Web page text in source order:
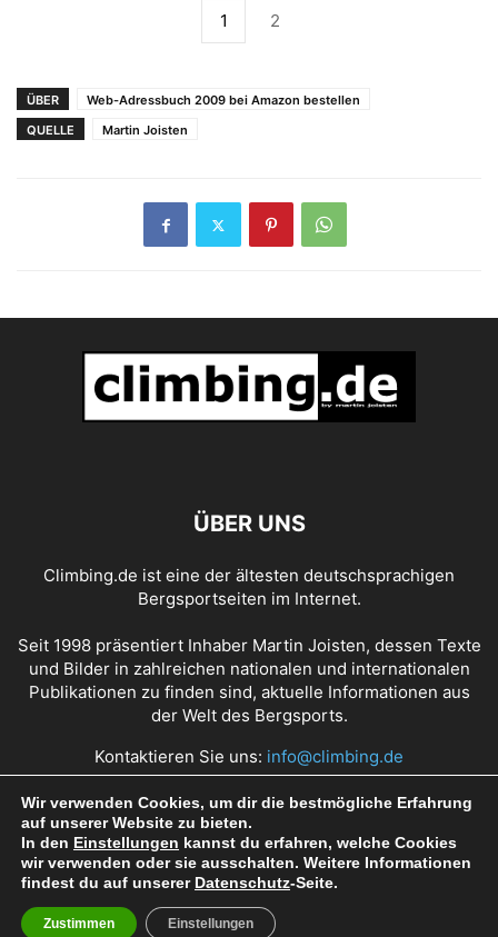
1 2
ÜBER
Web-Adressbuch 2009 bei Amazon bestellen
QUELLE
Martin Joisten
ÜBER UNS
Climbing.de ist eine der ältesten deutschsprachigen
Bergsportseiten im Internet.
Seit 1998 präsentiert Inhaber Martin Joisten, dessen Texte
und Bilder in zahlreichen nationalen und internationalen
Publikationen zu finden sind, aktuelle Informationen aus
der Welt des Bergsports.
Kontaktieren Sie uns: info@climbing.de
Über Climbing.de RSS Feed Mediadaten
Nutzungsbedingungen Datenschutz Impressum
© Copyright 1998 - 2022 Climbing.de by Martin Joisten
Wir verwenden Cookies, um dir die bestmögliche Erfahrung
auf unserer Website zu bieten.
In den Einstellungen kannst du erfahren, welche Cookies
wir verwenden oder sie ausschalten. Weitere Informationen
findest du auf unserer Datenschutz-Seite.
Zustimmen Einstellungen